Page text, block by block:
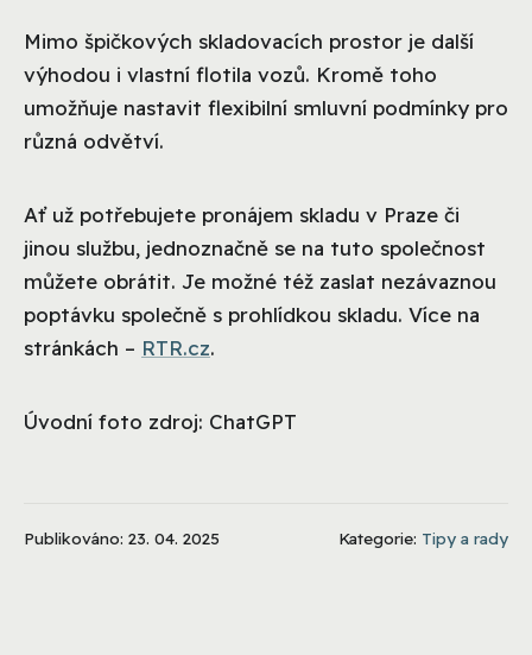
Mimo špičkových skladovacích prostor je další
výhodou i vlastní flotila vozů. Kromě toho
umožňuje nastavit flexibilní smluvní podmínky pro
různá odvětví.
Ať už potřebujete pronájem skladu v Praze či
jinou službu, jednoznačně se na tuto společnost
můžete obrátit. Je možné též zaslat nezávaznou
poptávku společně s prohlídkou skladu. Více na
stránkách – RTR.cz.
Úvodní foto zdroj: ChatGPT
Publikováno: 23. 04. 2025 Kategorie: Tipy a rady